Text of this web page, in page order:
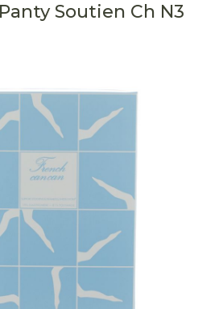
Soutien Ch N3